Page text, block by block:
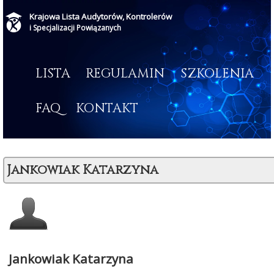
Krajowa Lista Audytorów, Kontrolerów
i Specjalizacji Powiązanych
LISTA REGULAMIN SZKOLENIA
FAQ KONTAKT
Jankowiak Katarzyna
Jankowiak Katarzyna